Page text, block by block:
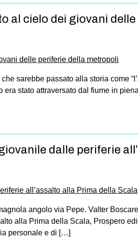
al cielo dei giovani
sarebbe passato alla storia come
stato attraversato dal fiume in
dalle periferie
angolo via Pepe. Valter
alla Prima della Scala, Prospero
personale e di […]